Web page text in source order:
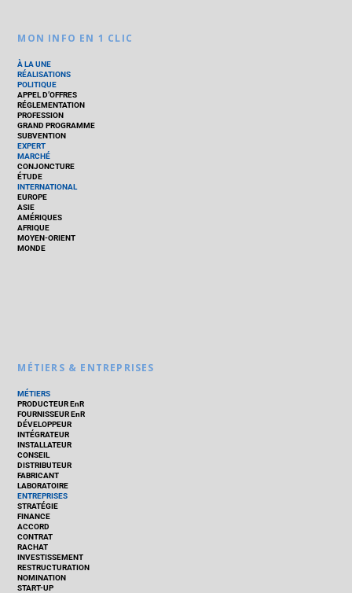
MON INFO EN 1 CLIC
À LA UNE
RÉALISATIONS
POLITIQUE
APPEL D’OFFRES
RÉGLEMENTATION
PROFESSION
GRAND PROGRAMME
SUBVENTION
EXPERT
MARCHÉ
CONJONCTURE
ÉTUDE
INTERNATIONAL
EUROPE
ASIE
AMÉRIQUES
AFRIQUE
MOYEN-ORIENT
MONDE
MÉTIERS & ENTREPRISES
MÉTIERS
PRODUCTEUR EnR
FOURNISSEUR EnR
DÉVELOPPEUR
INTÉGRATEUR
INSTALLATEUR
CONSEIL
DISTRIBUTEUR
FABRICANT
LABORATOIRE
ENTREPRISES
STRATÉGIE
FINANCE
ACCORD
CONTRAT
RACHAT
INVESTISSEMENT
RESTRUCTURATION
NOMINATION
START-UP